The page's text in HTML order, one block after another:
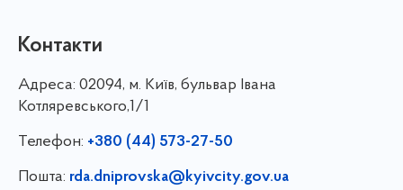
Контакти
Адреса: 02094, м. Київ, бульвар Івана
Котляревського,1/1
Телефон: +380 (44) 573-27-50
Пошта: rda.dniprovska@kyivcity.gov.ua